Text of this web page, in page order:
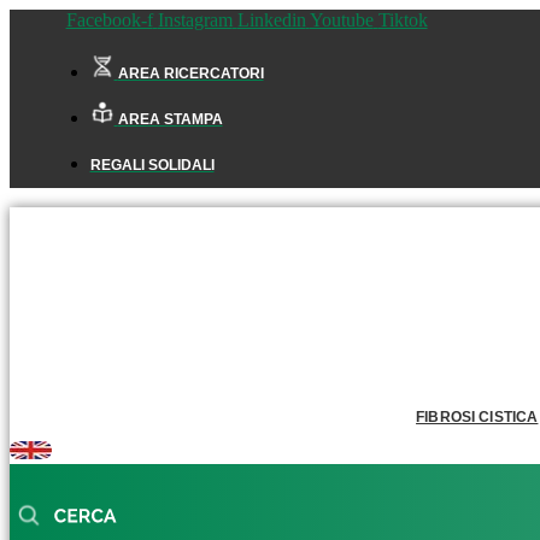
Facebook-f Instagram Linkedin Youtube Tiktok
AREA RICERCATORI
AREA STAMPA
REGALI SOLIDALI
FIBROSI CISTICA